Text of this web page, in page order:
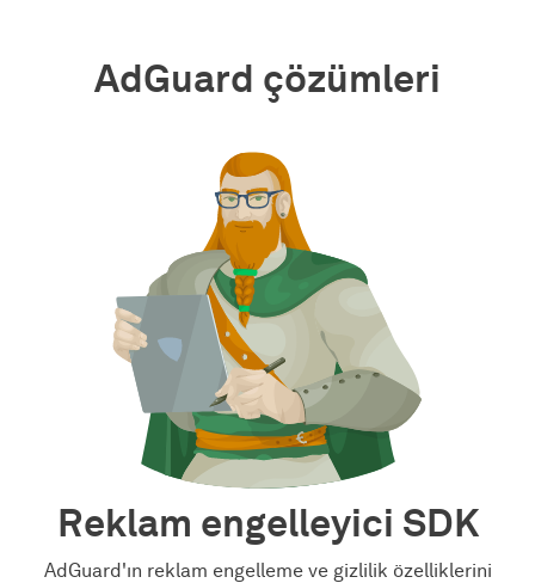
AdGuard çözümleri
Reklam engelleyici SDK
AdGuard'ın reklam engelleme ve gizlilik özelliklerini